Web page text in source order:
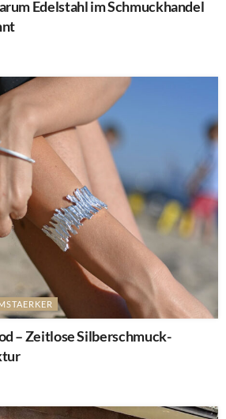
Edelstahl im Schmuckhandel
– Zeitlose Silberschmuck-